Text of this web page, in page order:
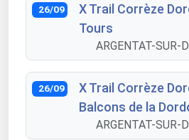
26/09
X Trail Corrèze
Tours
ARGENTAT-SUR-
26/09
X Trail Corrèze
Balcons de la
ARGENTAT-SUR-